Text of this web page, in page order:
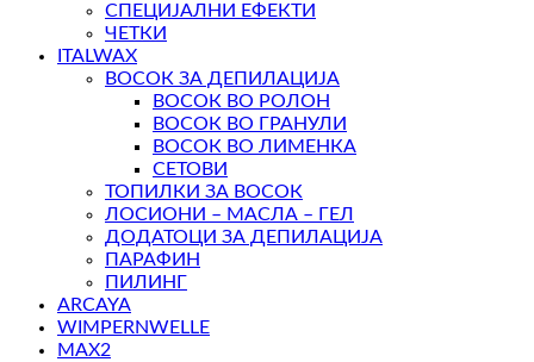
СПЕЦИЈАЛНИ ЕФЕКТИ
ЧЕТКИ
ITALWAX
ВОСОК ЗА ДЕПИЛАЦИЈА
ВОСОК ВО РОЛОН
ВОСОК ВО ГРАНУЛИ
ВОСОК ВО ЛИМЕНКА
СЕТОВИ
ТОПИЛКИ ЗА ВОСОК
ЛОСИОНИ – МАСЛА – ГЕЛ
ДОДАТОЦИ ЗА ДЕПИЛАЦИЈА
ПАРАФИН
ПИЛИНГ
ARCAYA
WIMPERNWELLE
MAX2